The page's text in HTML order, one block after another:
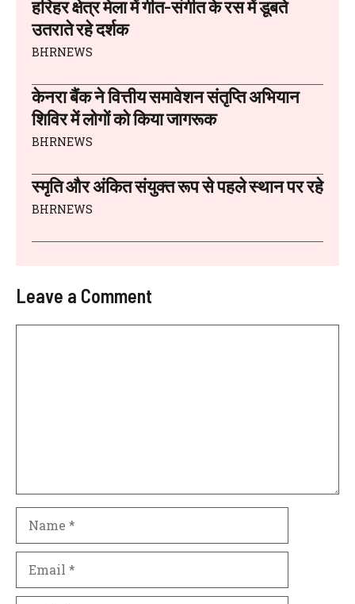
हरिहर क्षेत्र मेला में गीत-संगीत के रस में डूबते
उतराते रहे दर्शक
BHRNEWS
केनरा बैंक ने वित्तीय समावेशन संतृप्ति अभियान
शिविर में लोगों को किया जागरूक
BHRNEWS
स्मृति और अंकित संयुक्त रूप से पहले स्थान पर रहे
BHRNEWS
Leave a Comment